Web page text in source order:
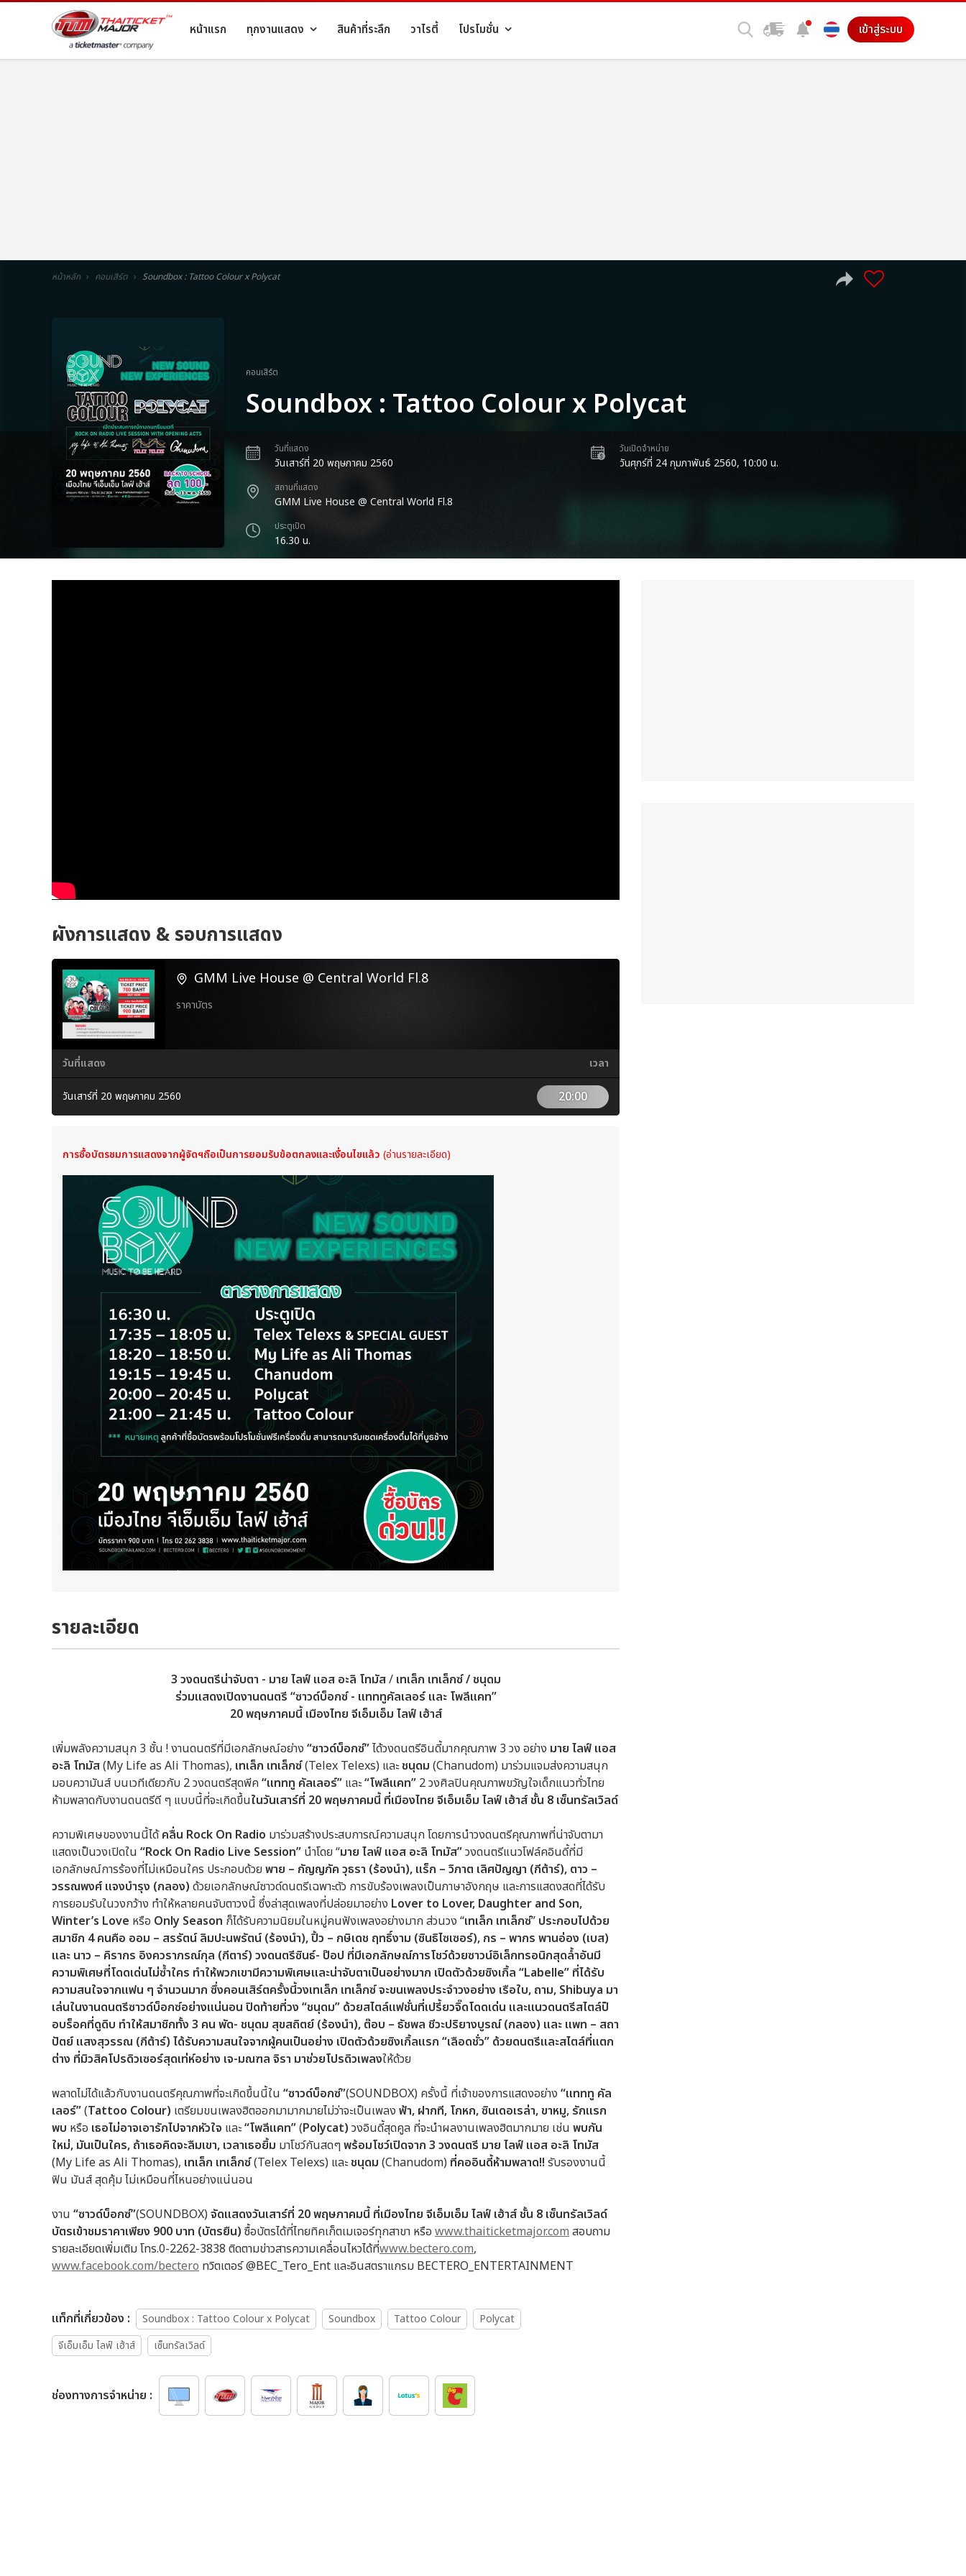
หน้าแรก ทุกงานแสดง สินค้าที่ระลึก วาไรตี้ โปรโมชั่น เข้าสู่ระบบ
หน้าหลัก คอนเสิร์ต Soundbox : Tattoo Colour x Polycat
คอนเสิร์ต
Soundbox : Tattoo Colour x Polycat
วันที่แสดง
วันเสาร์ที่ 20 พฤษภาคม 2560
สถานที่แสดง
GMM Live House @ Central World Fl.8
ประตูเปิด
16.30 น.
วันเปิดจำหน่าย
วันศุกร์ที่ 24 กุมภาพันธ์ 2560, 10:00 น.
ผังการแสดง & รอบการแสดง
GMM Live House @ Central World Fl.8
ราคาบัตร
วันที่แสดง เวลา
วันเสาร์ที่ 20 พฤษภาคม 2560 20:00
การซื้อบัตรชมการแสดงจากผู้จัดฯ​ถือเป็นการยอมรับข้อตกลงและเงื่อนไขแล้ว (อ่านรายละเอียด)
รายละเอียด
3 วงดนตรีน่าจับตา - มาย ไลฟ์ แอส อะลิ โทมัส/ เทเล็ก เทเล็กซ์/ ชนุดม
ร่วมแสดงเปิดงานดนตรี “ซาวด์บ็อกซ์ - แทททูคัลเลอร์ และ โพลีแคท”
20 พฤษภาคมนี้ เมืองไทย จีเอ็มเอ็ม ไลฟ์ เฮ้าส์
เพิ่มพลังความสนุก 3 ชั้น ! งานดนตรีที่มีเอกลักษณ์อย่าง “ซาวด์บ็อกซ์”ได้วงดนตรีอินดี้มากคุณภาพ 3 วง อย่าง มาย ไลฟ์ แอส
อะลิ โทมัส(My Life as Ali Thomas), เทเล็ก เทเล็กซ์(Telex Telexs) และชนุดม (Chanudom) มาร่วมแจมส่งความสนุก
มอบความันส์ บนเวทีเดียวกับ 2 วงดนตรีสุดพีค “แทททู คัลเลอร์” และ“โพลีแคท” 2 วงศิลปินคุณภาพขวัญใจเด็กแนวทั่วไทย
ห้ามพลาดกับงานดนตรีดี ๆ แบบนี้ที่จะเกิดขึ้นในวันเสาร์ที่ 20 พฤษภาคมนี้ ที่เมืองไทย จีเอ็มเอ็ม ไลฟ์ เฮ้าส์ ชั้น 8 เซ็นทรัลเวิลด์
ความพิเศษของงานนี้ได้คลื่น Rock On Radio มาร่วมสร้างประสบการณ์ความสนุก โดยการนำวงดนตรีคุณภาพที่น่าจับตามา
แสดงเป็นวงเปิดใน “Rock On Radio Live Session” นำโดย “มาย ไลฟ์ แอส อะลิ โทมัส”วงดนตรีแนวโฟล์คอินดี้ที่มี
เอกลักษณ์การร้องที่ไม่เหมือนใคร ประกอบด้วย พาย – กัญญภัค วุธรา (ร้องนำ), แร็ก – วิภาต เลิศปัญญา (กีต้าร์), ตาว –
วรรณพงศ์ แจงบำรุง (กลอง) ด้วยเอกลักษณ์ซาวด์ดนตรีเฉพาะตัว การขับร้องเพลงเป็นภาษาอังกฤษ และการแสดงสดที่ได้รับ
การยอมรับในวงกว้าง ทำให้หลายคนจับตาวงนี้ ซึ่งล่าสุดเพลงที่ปล่อยมาอย่าง Lover to Lover, Daughter and Son,
Winter’s Love หรือ Only Season ก็ได้รับความนิยมในหมู่คนฟังเพลงอย่างมาก ส่วนวง “เทเล็ก เทเล็กซ์” ประกอบไปด้วย
สมาชิก 4 คนคือ ออม – สรรัตน์ ลิมปะนพรัตน์ (ร้องนำ), ปิ้ว – กษิเดช ฤทธิ์งาม (ซินธิไซเซอร์), กร – พากร พานอ่อง (เบส)
และ นาว – คิรากร อิงควราภรณ์กุล (กีตาร์) วงดนตรีซินธ์- ป๊อป ที่มีเอกลักษณ์การโชว์ด้วยซาวน์อิเล็กทรอนิกสุดล้ำอันมี
ความพิเศษที่โดดเด่นไม่ซ้ำใคร ทำให้พวกเขามีความพิเศษและน่าจับตาเป็นอย่างมาก เปิดตัวด้วยซิงเกิ้ล “Labelle” ที่ได้รับ
ความสนใจจากแฟน ๆ จำนวนมาก ซึ่งคอนเสิร์ตครั้งนี้วงเทเล็ก เทเล็กซ์ จะขนเพลงประจำวงอย่าง เรือใบ, ถาม, Shibuya มา
เล่นในงานดนตรีซาวด์บ็อกซ์อย่างแน่นอน ปิดท้ายที่วง “ชนุดม” ด้วยสไตล์แฟชั่นที่เปรี้ยวจิ๊ดโดดเด่น และแนวดนตรีสไตล์ป็
อบร็อคที่ดูดิบ ทำให้สมาชิกทั้ง 3 คน พัด- ชนุดม สุขสถิตย์ (ร้องนำ), ต๊อบ – ธัชพล ชีวะปริยางบูรณ์ (กลอง) และ แพท – สถา
ปัตย์ แสงสุวรรณ (กีต้าร์) ได้รับความสนใจจากผู้คนเป็นอย่าง เปิดตัวด้วยซิงเกิ้ลแรก “เลือดชั่ว” ด้วยดนตรีและสไตล์ที่แตก
ต่าง ที่มิวสิคโปรดิวเซอร์สุดเท่ห์อย่าง เจ-มณฑล จิรา มาช่วยโปรดิวเพลงให้ด้วย
พลาดไม่ได้แล้วกับงานดนตรีคุณภาพที่จะเกิดขึ้นนี้ใน “ซาวด์บ็อกซ์”(SOUNDBOX) ครั้งนี้ ที่เจ้าของการแสดงอย่าง “แทททู คัล
เลอร์”(Tattoo Colour) เตรียมขนเพลงฮิตออกมามากมายไม่ว่าจะเป็นเพลง ฟ้า, ฝากที, โกหก, ซินเดอเรล่า, ขาหมู, รักแรก
พบ หรือ เธอไม่อาจเอารักไปจากหัวใจ และ“โพลีแคท”(Polycat) วงอินดี้สุดคูล ที่จะนำผลงานเพลงฮิตมากมาย เช่น พบกัน
ใหม่, มันเป็นใคร, ถ้าเธอคิดจะลืมเขา, เวลาเธอยิ้ม มาโชว์กันสดๆ พร้อมโชว์เปิดจาก 3 วงดนตรี มาย ไลฟ์ แอส อะลิ โทมัส
(My Life as Ali Thomas), เทเล็ก เทเล็กซ์(Telex Telexs) และชนุดม (Chanudom) ที่คออินดี้ห้ามพลาด!! รับรองงานนี้
ฟิน มันส์ สุดคุ้ม ไม่เหมือนที่ไหนอย่างแน่นอน
งาน “ซาวด์บ็อกซ์”(SOUNDBOX) จัดแสดงวันเสาร์ที่ 20 พฤษภาคมนี้ ที่เมืองไทย จีเอ็มเอ็ม ไลฟ์ เฮ้าส์ ชั้น 8 เซ็นทรัลเวิลด์
บัตรเข้าชมราคาเพียง 900 บาท (บัตรยืน) ซื้อบัตรได้ที่ไทยทิคเก็ตเมเจอร์ทุกสาขา หรือ www.thaiticketmajor.com สอบถาม
รายละเอียดเพิ่มเติม โทร.0-2262-3838 ติดตามข่าวสารความเคลื่อนไหวได้ที่www.bectero.com,
www.facebook.com/bectero ทวิตเตอร์ @BEC_Tero_Ent และอินสตราแกรม BECTERO_ENTERTAINMENT
เเท็กที่เกี่ยวข้อง : Soundbox : Tattoo Colour x Polycat Soundbox Tattoo Colour
Polycat
จีเอ็มเอ็ม ไลฟ์ เฮ้าส์
เซ็นทรัลเวิลด์
ช่องทางการจำหน่าย :